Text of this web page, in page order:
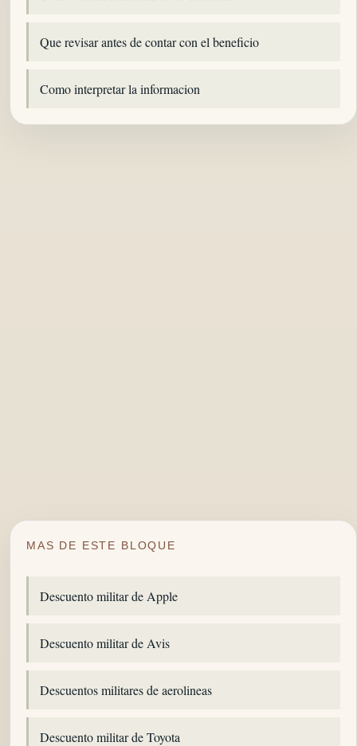
Que revisar antes de contar con el beneficio
Como interpretar la informacion
MAS DE ESTE BLOQUE
Descuento militar de Apple
Descuento militar de Avis
Descuentos militares de aerolineas
Descuento militar de Toyota